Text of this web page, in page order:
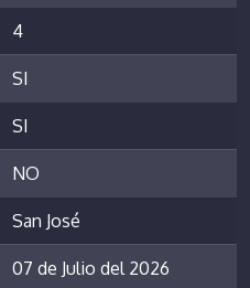
4
SI
SI
NO
San José
07 de Julio del 2026